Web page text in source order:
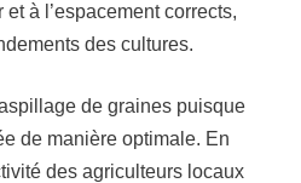
à l’espacement corrects,
des cultures.
de graines puisque
de manière optimale. En
des agriculteurs locaux